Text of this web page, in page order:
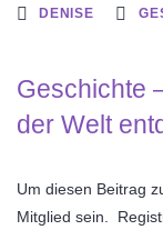
DENISE
Geschichte
der Welt
Um diesen Beitrag
Mitglied sein.